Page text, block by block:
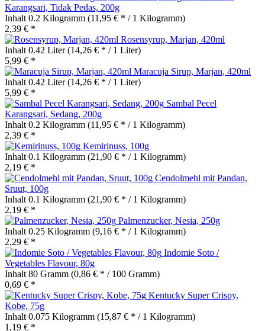
Karangsari, Tidak Pedas, 200g
Inhalt 0.2 Kilogramm (11,95 € * / 1 Kilogramm)
2,39 € *
Rosensyrup, Marjan, 420ml
Inhalt 0.42 Liter(14,26 € * / 1 Liter)
5,99 € *
Maracuja Sirup, Marjan, 420ml
Inhalt 0.42 Liter(14,26 € * / 1 Liter)
5,99 € *
Sambal Pecel
Karangsari, Sedang, 200g
Inhalt 0.2 Kilogramm (11,95 € * / 1 Kilogramm)
2,39 € *
Kemirinuss, 100g
Inhalt 0.1 Kilogramm (21,90 € * / 1 Kilogramm)
2,19 € *
Cendolmehl mit Pandan,
Sruut, 100g
Inhalt 0.1 Kilogramm (21,90 € * / 1 Kilogramm)
2,19 € *
Palmenzucker, Nesia, 250g
Inhalt 0.25 Kilogramm (9,16 € * / 1 Kilogramm)
2,29 € *
Indomie Soto /
Vegetables Flavour, 80g
Inhalt 80 Gramm (0,86 € * / 100 Gramm)
0,69 € *
Kentucky Super Crispy,
Kobe, 75g
Inhalt 0.075 Kilogramm (15,87 € * / 1 Kilogramm)
1,19 € *